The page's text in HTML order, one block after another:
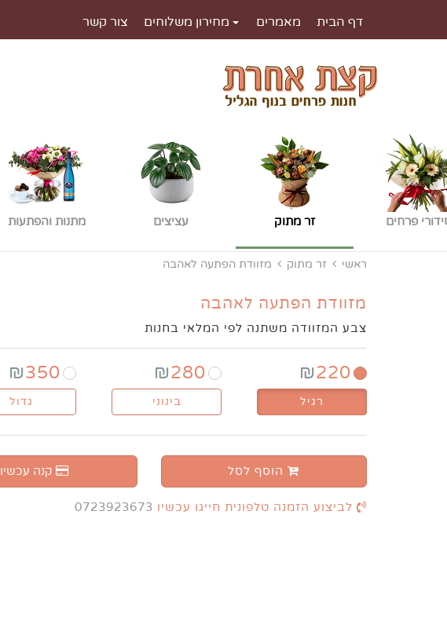
דף הבית מאמרים מחירון משלוחים צור קשר
פרחים זר מתוק עציצים מתנות והפתעות
ראשי זר מתוק מזוודת הפתעה לאהבה
מזוודת הפתעה לאהבה
צבע המזוודה משתנה לפי המלאי בחנות
₪220
₪280
₪350
רגיל בינוני גדול
הוסף לסל קנה עכשיו
לביצוע הזמנה טלפונית חייגו עכשיו 0723923673